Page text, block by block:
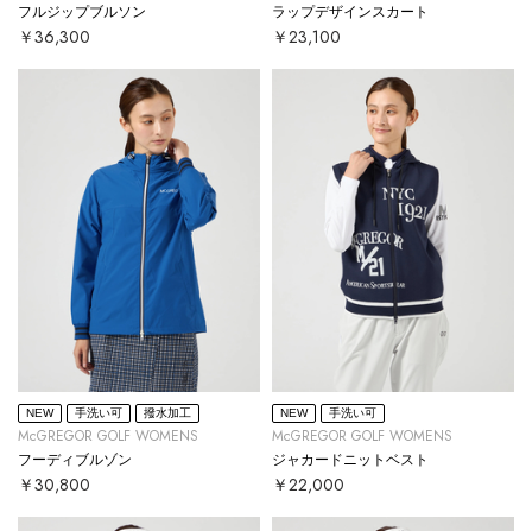
フルジップブルソン
￥36,300
ラップデザインスカート
￥23,100
NEW 手洗い可 撥水加工
McGREGOR GOLF WOMENS
フーディブルゾン
￥30,800
NEW 手洗い可
McGREGOR GOLF WOMENS
ジャカードニットベスト
￥22,000